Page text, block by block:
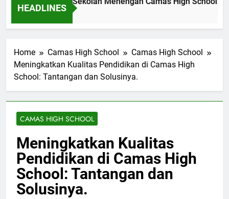
HEADLINES
Home Camas High School
Camas High School
Meningkatkan Kualitas Pendidikan di Camas High
School: Tantangan dan Solusinya.
CAMAS HIGH SCHOOL
Meningkatkan Kualitas
Pendidikan di Camas High
School: Tantangan dan
Solusinya.